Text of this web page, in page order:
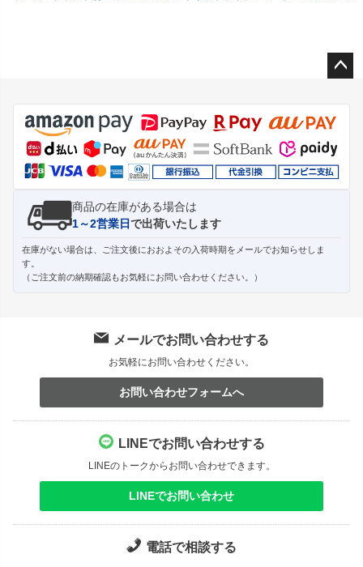
ジト
ップ
へ
商品の在庫がある場合は
1～2営業日で出荷いたします
在庫がない場合は、ご注文後におおよその入荷時期をメールでお知らせしま
す。
（ご注文前の納期確認もお気軽にお問い合わせください。）
メールでお問い合わせする
お気軽にお問い合わせください。
お問い合わせフォームへ
LINEでお問い合わせする
LINEのトークからお問い合わせできます。
LINEでお問い合わせ
電話で相談する